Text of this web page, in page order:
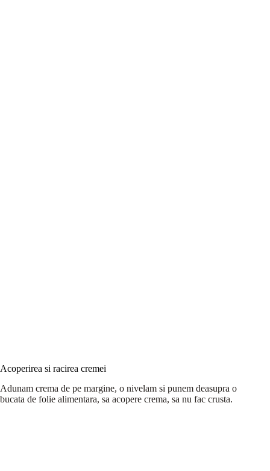
Acoperirea si racirea cremei
Adunam crema de pe margine, o nivelam si punem deasupra o
bucata de folie alimentara, sa acopere crema, sa nu fac crusta.